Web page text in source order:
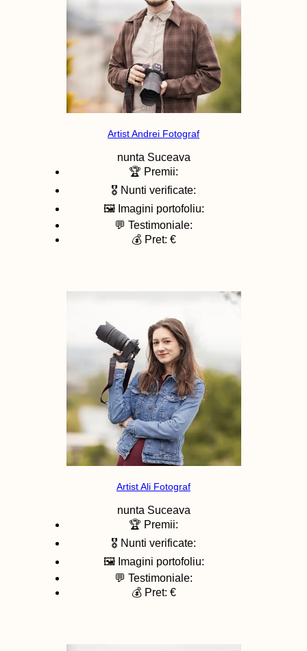
Artist Andrei Fotograf
nunta Suceava
🏆 Premii:
🎖️ Nunti verificate:
🖼️ Imagini portofoliu:
💬 Testimoniale:
💰 Pret: €
Artist Ali Fotograf
nunta Suceava
🏆 Premii:
🎖️ Nunti verificate:
🖼️ Imagini portofoliu:
💬 Testimoniale:
💰 Pret: €